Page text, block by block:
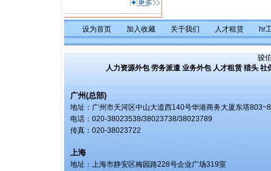
设为首页 加入收藏 关于我们 人才租赁 hr
骏
人力资源外包 劳务派遣 业务外包 人才租赁 猎头 社
广州(总部)
地址：广州市天河区中山大道西140号华港商务大厦东塔
电话：020-38023538/38023738/38023789
传真：020-38023722
上海
地址：上海市静安区梅园路228号企业广场319室